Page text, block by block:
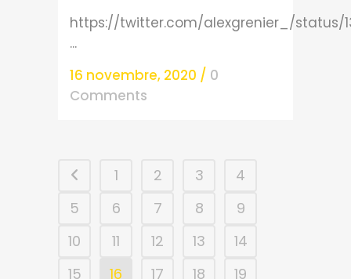
https://twitter.com/alexgrenier_/status/
...
16 novembre, 2020 / 0
Comments
1 2 3
4
5
6 7 8
9
10
11 12 13
14
15
16 17 18 19